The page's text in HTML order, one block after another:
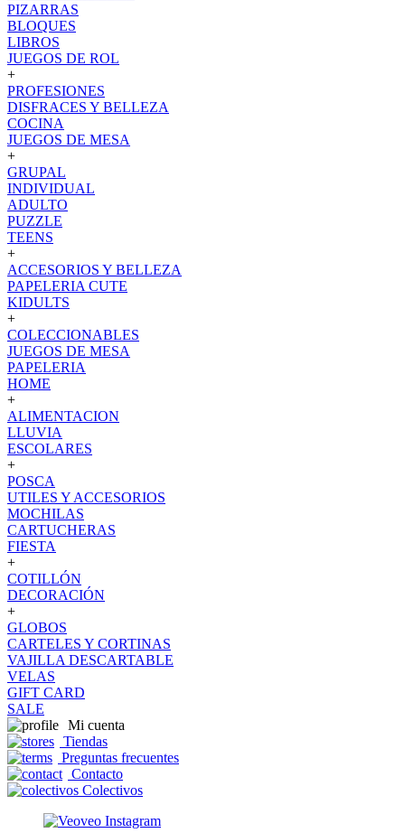
PIZARRAS
BLOQUES
LIBROS
JUEGOS DE ROL
+
PROFESIONES
DISFRACES Y BELLEZA
COCINA
JUEGOS DE MESA
+
GRUPAL
INDIVIDUAL
ADULTO
PUZZLE
TEENS
+
ACCESORIOS Y BELLEZA
PAPELERIA CUTE
KIDULTS
+
COLECCIONABLES
JUEGOS DE MESA
PAPELERIA
HOME
+
ALIMENTACION
LLUVIA
ESCOLARES
+
POSCA
UTILES Y ACCESORIOS
MOCHILAS
CARTUCHERAS
FIESTA
+
COTILLÓN
DECORACIÓN
+
GLOBOS
CARTELES Y CORTINAS
VAJILLA DESCARTABLE
VELAS
GIFT CARD
SALE
Mi cuenta
Tiendas
Preguntas frecuentes
Contacto
Colectivos